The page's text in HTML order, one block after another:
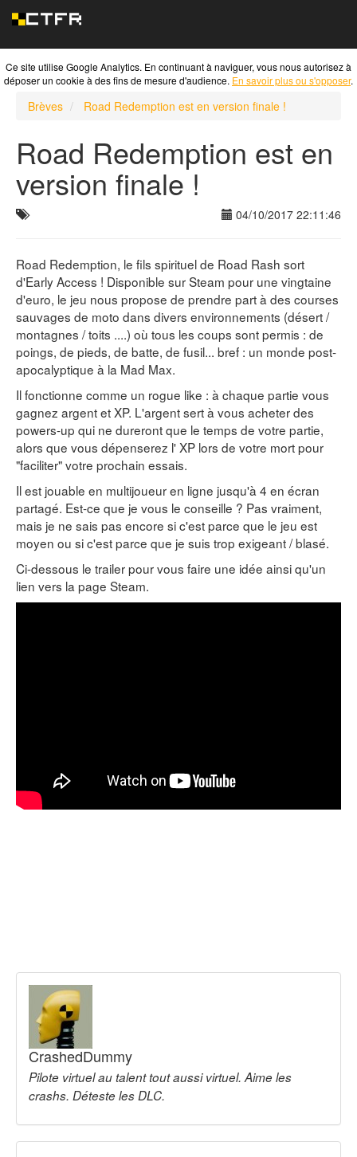
Ce site utilise Google Analytics. En continuant à naviguer, vous nous autorisez à
déposer un cookie à des fins de mesure d'audience. En savoir plus ou s'opposer.
Brèves Road Redemption est en version finale !
Road Redemption est en
version finale !
04/10/2017 22:11:46
Road Redemption, le fils spirituel de Road Rash sort
d'Early Access ! Disponible sur Steam pour une vingtaine
d'euro, le jeu nous propose de prendre part à des courses
sauvages de moto dans divers environnements (désert /
montagnes / toits ....) où tous les coups sont permis : de
poings, de pieds, de batte, de fusil... bref : un monde post-
apocalyptique à la Mad Max.
Il fonctionne comme un rogue like : à chaque partie vous
gagnez argent et XP. L'argent sert à vous acheter des
powers-up qui ne dureront que le temps de votre partie,
alors que vous dépenserez l' XP lors de votre mort pour
"faciliter" votre prochain essais.
Il est jouable en multijoueur en ligne jusqu'à 4 en écran
partagé. Est-ce que je vous le conseille ? Pas vraiment,
mais je ne sais pas encore si c'est parce que le jeu est
moyen ou si c'est parce que je suis trop exigeant / blasé.
Ci-dessous le trailer pour vous faire une idée ainsi qu'un
lien vers la page Steam.
CrashedDummy
Pilote virtuel au talent tout aussi virtuel. Aime les
crashs. Déteste les DLC.